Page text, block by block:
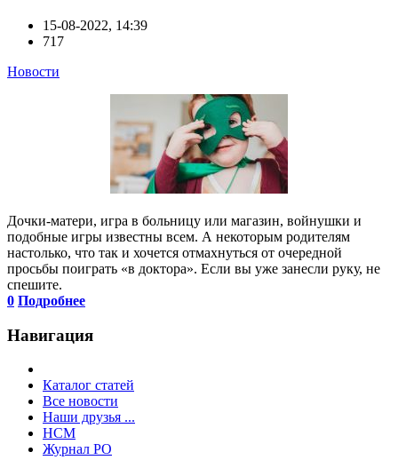
15-08-2022, 14:39
717
Новости
Дочки-матери, игра в больницу или магазин, войнушки и
подобные игры известны всем. А некоторым родителям
настолько, что так и хочется отмахнуться от очередной
просьбы поиграть «в доктора». Если вы уже занесли руку, не
спешите.
0 Подробнее
Навигация
Каталог статей
Все новости
Наши друзья ...
HCM
Журнал РО